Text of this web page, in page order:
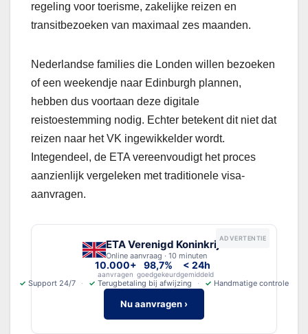
regeling voor toerisme, zakelijke reizen en
transitbezoeken van maximaal zes maanden.
Nederlandse families die Londen willen bezoeken
of een weekendje naar Edinburgh plannen,
hebben dus voortaan deze digitale
reistoestemming nodig. Echter betekent dit niet dat
reizen naar het VK ingewikkelder wordt.
Integendeel, de ETA vereenvoudigt het proces
aanzienlijk vergeleken met traditionele visa-
aanvragen.
ADVERTENTIE
ETA Verenigd Koninkrijk
Online aanvraag · 10 minuten
10.000+
aanvragen
98,7%
goedgekeurd
< 24h
gemiddeld
✓ Support 24/7 ✓ Terugbetaling bij afwijzing ✓ Handmatige controle
Nu aanvragen ›